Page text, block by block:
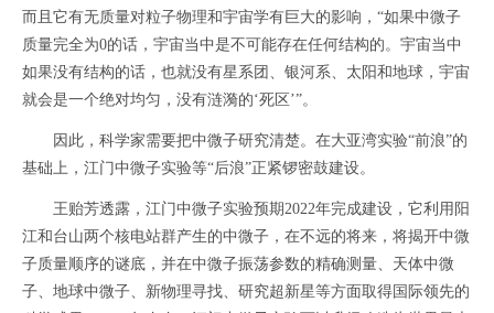
而且它有无质量对粒子物理和宇宙学有巨大的影响，“如果中微子
质量完全为0的话，宇宙当中是不可能存在任何结构的。宇宙当中
如果没有结构的话，也就没有星系团、银河系、太阳和地球，宇宙
就会是一个绝对均匀，没有涟漪的‘死区’”。
因此，科学家需要把中微子研究清楚。在大亚湾实验“前浪”的
基础上，江门中微子实验等“后浪”正紧锣密鼓建设。
王贻芳透露，江门中微子实验预期2022年完成建设，它利用阳
江和台山两个核电站群产生的中微子，在不远的将来，将揭开中微
子质量顺序的谜底，并在中微子振荡参数的精确测量、天体中微
子、地球中微子、新物理寻找、研究超新星等方面取得国际领先的